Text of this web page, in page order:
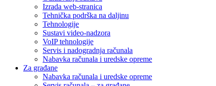
Izrada web-stranica
Tehnička podrška na daljinu
Tehnologije
Sustavi video-nadzora
VoIP tehnologije
Servis i nadogradnja računala
Nabavka računala i uredske opreme
Za građane
Nabavka računala i uredske opreme